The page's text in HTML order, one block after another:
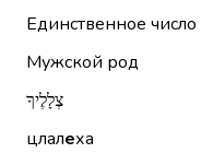
Единственное число
Мужской род
צְלָלֶיךָ
цлалеха